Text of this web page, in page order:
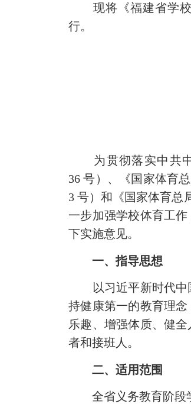
现将《福建省学校
行。
福
福建
为贯彻落实中共中
36 号）、《国家体育
3 号）和《国家体育总
一步加强学校体育工
下实施意见。
一、指导思想
以习近平新时代中国
持健康第一的教育理
乐趣、增强体质、健
者和接班人。
二、适用范围
全省义务教育阶段